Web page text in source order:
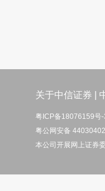
关于中信证券
粤ICP备18076159号-
粤公网安备
本公司开展网上证券